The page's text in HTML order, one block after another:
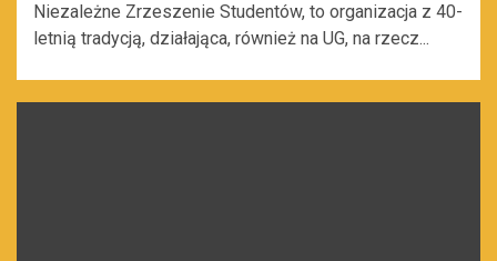
Niezależne Zrzeszenie Studentów, to organizacja z 40-
letnią tradycją, działająca, również na UG, na rzecz...